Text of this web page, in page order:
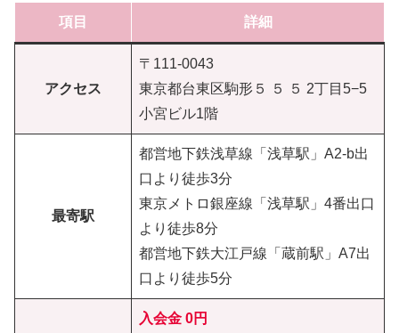
項目 詳細
アクセス
〒111-0043
東京都台東区駒形５ ５ ５ 2丁目5−5
小宮ビル1階
最寄駅
都営地下鉄浅草線「浅草駅」A2-b出
口より徒歩3分
東京メトロ銀座線「浅草駅」4番出口
より徒歩8分
都営地下鉄大江戸線「蔵前駅」A7出
口より徒歩5分
入会金 0円